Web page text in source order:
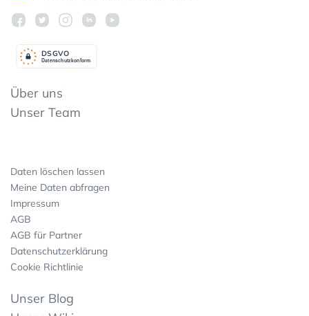
Datenschutzkonform
DSGVO
Über uns
Unser Team
Daten löschen lassen
Meine Daten abfragen
Impressum
AGB
AGB für Partner
Datenschutzerklärung
Cookie Richtlinie
Unser Blog